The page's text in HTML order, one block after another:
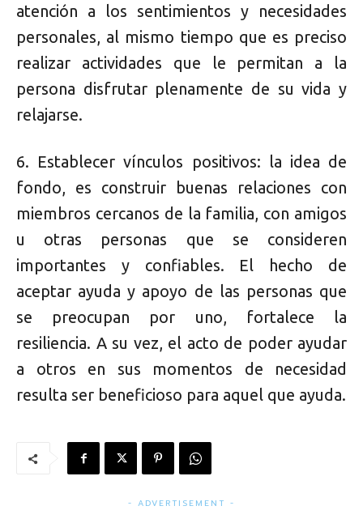
atención a los sentimientos y necesidades
personales, al mismo tiempo que es preciso
realizar actividades que le permitan a la
persona disfrutar plenamente de su vida y
relajarse.
6. Establecer vínculos positivos: la idea de
fondo, es construir buenas relaciones con
miembros cercanos de la familia, con amigos
u otras personas que se consideren
importantes y confiables. El hecho de
aceptar ayuda y apoyo de las personas que
se preocupan por uno, fortalece la
resiliencia. A su vez, el acto de poder ayudar
a otros en sus momentos de necesidad
resulta ser beneficioso para aquel que ayuda.
- ADVERTISEMENT -